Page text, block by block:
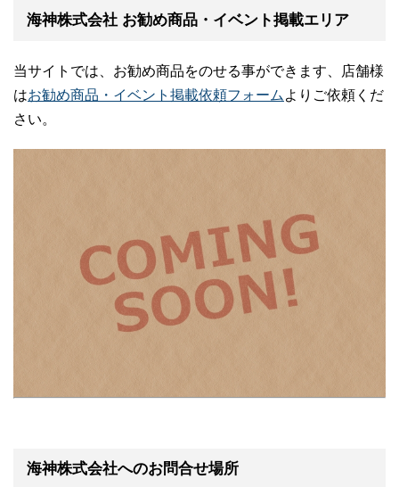
海神株式会社 お勧め商品・イベント掲載エリア
当サイトでは、お勧め商品をのせる事ができます、店舗様
はお勧め商品・イベント掲載依頼フォーム よりご依頼くだ
さい。
海神株式会社へのお問合せ場所